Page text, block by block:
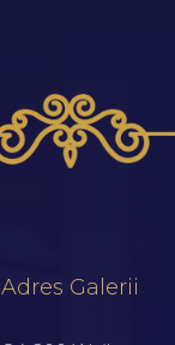
Adres Galerii